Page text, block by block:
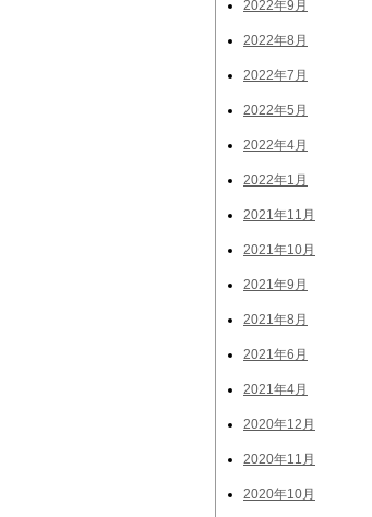
2022年9月
2022年8月
2022年7月
2022年5月
2022年4月
2022年1月
2021年11月
2021年10月
2021年9月
2021年8月
2021年6月
2021年4月
2020年12月
2020年11月
2020年10月